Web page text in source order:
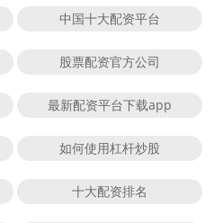
中国十大配资平台
股票配资官方公司
最新配资平台下载app
如何使用杠杆炒股
十大配资排名